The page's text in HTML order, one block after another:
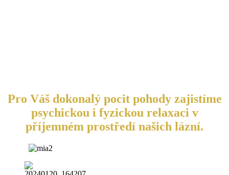
Pro Váš dokonalý pocit pohody zajistíme
psychickou i fyzickou relaxaci v
příjemném prostředí našich lázní.